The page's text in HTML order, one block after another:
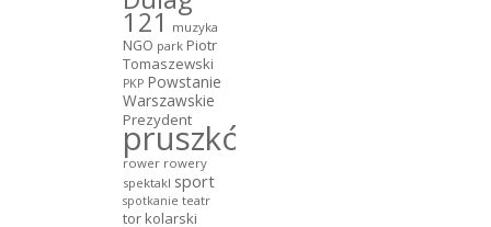
121 muzyka
NGO park Piotr
Tomaszewski
PKP Powstanie
Warszawskie
Prezydent
pruszków
rower rowery
spektakl sport
spotkanie teatr
tor kolarski